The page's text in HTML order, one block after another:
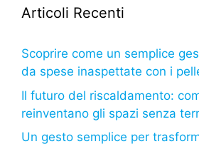
Articoli Recenti
Scoprire come un semplice
da spese inaspettate con i
Il futuro del riscaldamento:
reinventano gli spazi senza
Un gesto semplice per